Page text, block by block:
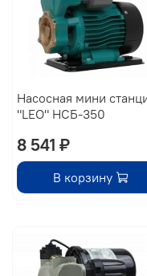
Насосная мини
"LEO" НСБ-350
8 541 ₽
В корзину